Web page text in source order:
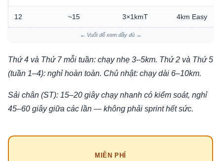
12 ~15 3×1kmT 4km Easy
← Vuốt để xem đầy đủ →
Thứ 4 và Thứ 7 mỗi tuần: chạy nhẹ 3–5km. Thứ 2 và Thứ 5
(tuần 1–4): nghỉ hoàn toàn. Chủ nhật: chạy dài 6–10km.
Sải chân (ST): 15–20 giây chạy nhanh có kiểm soát, nghỉ
45–60 giây giữa các lần — không phải sprint hết sức.
MIỄN PHÍ